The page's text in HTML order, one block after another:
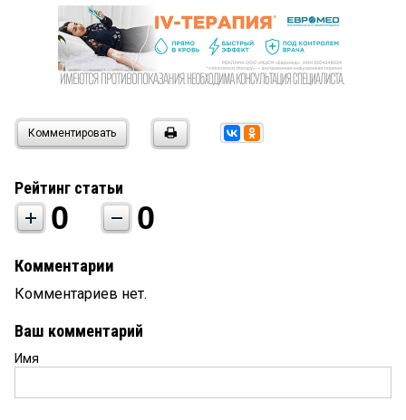
Комментировать
Рейтинг статьи
0 0
Комментарии
Комментариев нет.
Ваш комментарий
Имя